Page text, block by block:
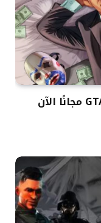
رسمياً: يمكنك لعب GTA Online مجانًا الآن